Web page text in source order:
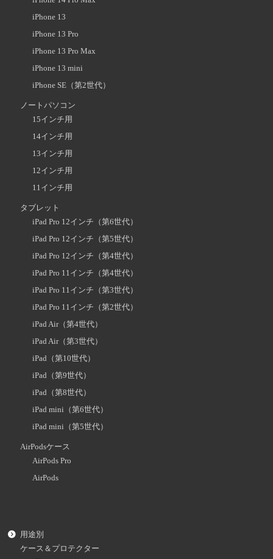
iPhone 13
iPhone 13 Pro
iPhone 13 Pro Max
iPhone 13 mini
iPhone SE（第2世代）
ノートパソコン
15インチ用
14インチ用
13インチ用
12インチ用
11インチ用
タブレット
iPad Pro 12インチ（第6世代）
iPad Pro 12インチ（第5世代）
iPad Pro 12インチ（第4世代）
iPad Pro 11インチ（第4世代）
iPad Pro 11インチ（第3世代）
iPad Pro 11インチ（第2世代）
iPad Air（第4世代）
iPad Air（第3世代）
iPad（第10世代）
iPad（第9世代）
iPad（第8世代）
iPad mini（第6世代）
iPad mini（第5世代）
AirPodsケース
AirPods Pro
AirPods
用途別
ケース＆プロテクター